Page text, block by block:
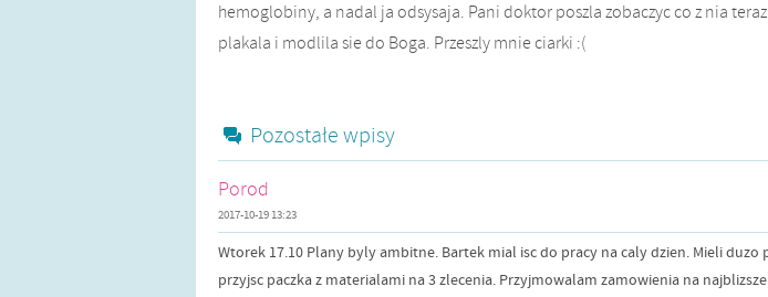
hemoglobiny, a nadal ja odsysaja. Pani doktor poszla zobaczyc co z nia
plakala i modlila sie do Boga. Przeszly mnie ciarki :(
Pozostałe wpisy
Porod
2017-10-19 13:23
Wtorek 17.10 Plany byly ambitne. Bartek mial isc do pracy na caly dzien. Mieli duzo
przyjsc paczka z materialami na 3 zlecenia. Przyjmowalam zamowienia na